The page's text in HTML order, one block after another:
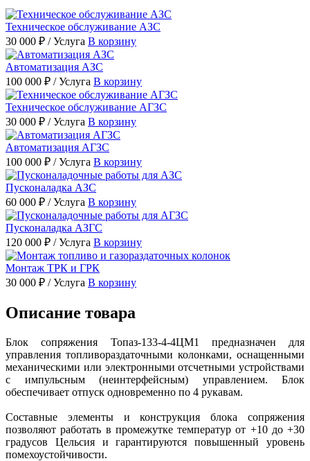
Техническое обслуживание АЗС
30 000 ₽ / Услуга В корзину
Автоматизация АЗС
100 000 ₽ / Услуга В корзину
Техническое обслуживание АГЗС
30 000 ₽ / Услуга В корзину
Автоматизация АГЗС
100 000 ₽ / Услуга В корзину
Пусконаладка АЗС
60 000 ₽ / Услуга В корзину
Пусконаладка АЗГС
120 000 ₽ / Услуга В корзину
Монтаж ТРК и ГРК
30 000 ₽ / Услуга В корзину
Описание товара
Блок сопряжения Топаз-133-4-4ЦМ1 предназначен для
управления топливораздаточными колонками, оснащенными
механическими или электронными отсчетными устройствами
с импульсным (неинтерфейсным) управлением. Блок
обеспечивает отпуск одновременно по 4 рукавам.
Составные элементы и конструкция блока сопряжения
позволяют работать в промежутке температур от +10 до +30
градусов Цельсия и гарантируются повышенный уровень
помехоустойчивости.